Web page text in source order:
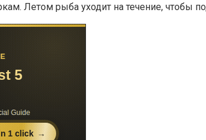
Летом рыба уходит на течение, чтобы